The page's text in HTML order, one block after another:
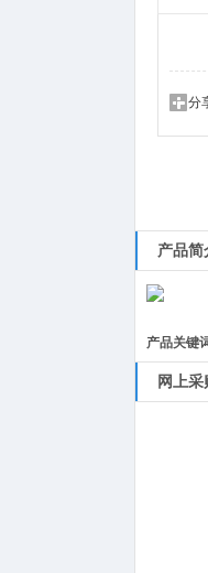
分
产品简
产品关键
网上采